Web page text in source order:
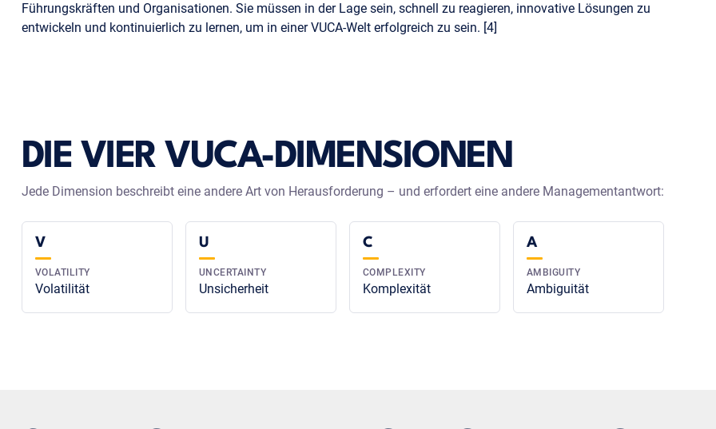
Führungskräften und Organisationen. Sie müssen in der Lage sein, schnell zu reagieren, innovative Lösungen zu
entwickeln und kontinuierlich zu lernen, um in einer VUCA-Welt erfolgreich zu sein. [4]
DIE VIER VUCA-DIMENSIONEN
Jede Dimension beschreibt eine andere Art von Herausforderung – und erfordert eine andere Managementantwort:
V
VOLATILITY
Volatilität
U
UNCERTAINTY
Unsicherheit
C
COMPLEXITY
Komplexität
A
AMBIGUITY
Ambiguität